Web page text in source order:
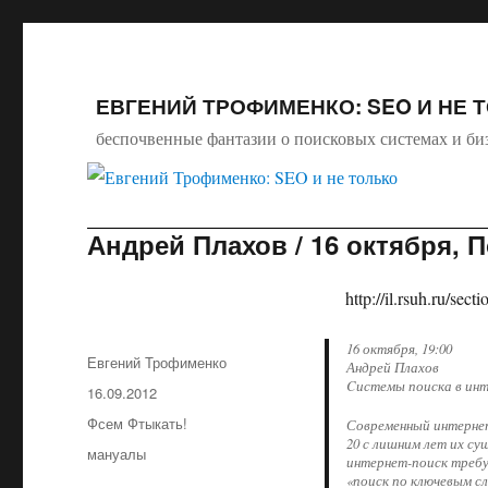
ЕВГЕНИЙ ТРОФИМЕНКО: SEO И НЕ
беспочвенные фантазии о поисковых системах и
Андрей Плахов / 16 октября,
http://il.rsuh.ru/
16 октября, 19:00
Андрей Плахов
Cистемы поиска в
Современный
20 с лишним лет их
интернет-поиск
«поиск по ключевым
Автор
Евгений Трофименко
Опубликовано
16.09.2012
Рубрики
Фсем Фтыкать!
Метки
мануалы